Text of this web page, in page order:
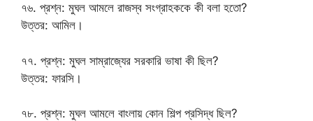
৭৬. প্রশ্ন: মুঘল আমলে রাজস্ব সংগ্রাহককে কী বলা হতো?
উত্তর: আমিল।
৭৭. প্রশ্ন: মুঘল সাম্রাজ্যের সরকারি ভাষা কী ছিল?
উত্তর: ফারসি।
৭৮. প্রশ্ন: মুঘল আমলে বাংলায় কোন শিল্প প্রসিদ্ধ ছিল?